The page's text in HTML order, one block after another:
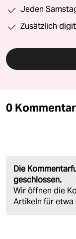
Jeden
Zusätzlich
0
Die
geschlossen.
Wir öffnen die
Artikeln für etwa